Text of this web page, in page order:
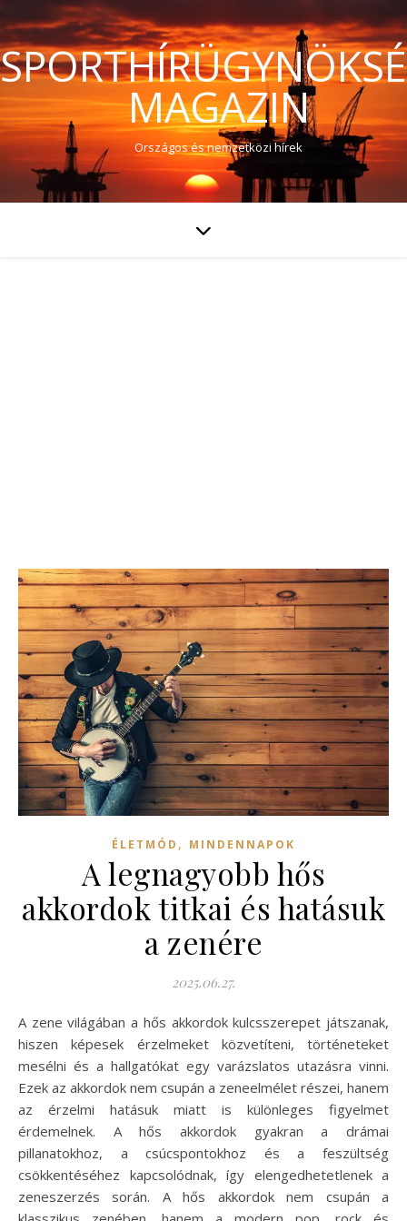
MAGAZIN
Országos és nemzetközi hírek
ÉLETMÓD , MINDENNAPOK
A legnagyobb hős
akkordok titkai és hatásuk
a zenére
2025.06.27.
A zene világában a hős akkordok kulcsszerepet játszanak,
hiszen képesek érzelmeket közvetíteni, történeteket
mesélni és a hallgatókat egy varázslatos utazásra vinni.
Ezek az akkordok nem csupán a zeneelmélet részei, hanem
az érzelmi hatásuk miatt is különleges figyelmet
érdemelnek. A hős akkordok gyakran a drámai
pillanatokhoz, a csúcspontokhoz és a feszültség
csökkentéséhez kapcsolódnak, így elengedhetetlenek a
zeneszerzés során. A hős akkordok nem csupán a